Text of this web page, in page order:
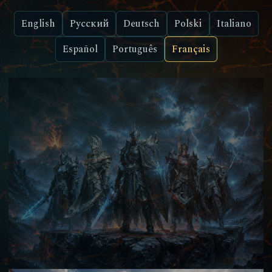
English Русский Deutsch Polski
Italiano
Español
Português Français